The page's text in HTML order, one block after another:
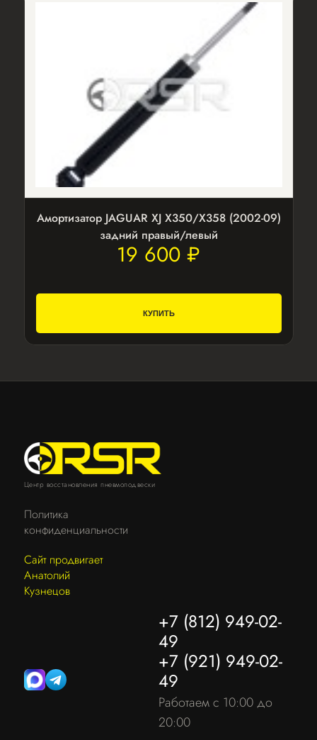
Амортизатор JAGUAR XJ X350/X358 (2002-09)
задний правый/левый
19 600 ₽
КУПИТЬ
Центр восстановления пневмоподвески
Политика
конфиденциальности
Сайт продвигает
Анатолий
Кузнецов
+7 (812) 949-02-
49
+7 (921) 949-02-
49
Работаем с 10:00 до
20:00